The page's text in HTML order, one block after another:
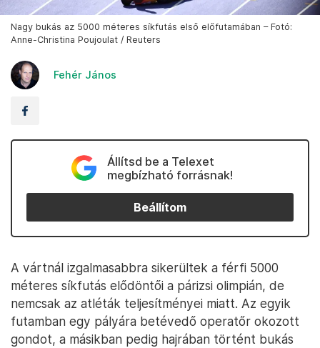
Nagy bukás az 5000 méteres síkfutás első előfutamában – Fotó:
Anne-Christina Poujoulat / Reuters
Fehér János
Állítsd be a Telexet
megbízható forrásnak!
Beállítom
A vártnál izgalmasabbra sikerültek a férfi 5000
méteres síkfutás elődöntői a párizsi olimpián, de
nemcsak az atléták teljesítményei miatt. Az egyik
futamban egy pályára betévedő operatőr okozott
gondot, a másikban pedig hajrában történt bukás